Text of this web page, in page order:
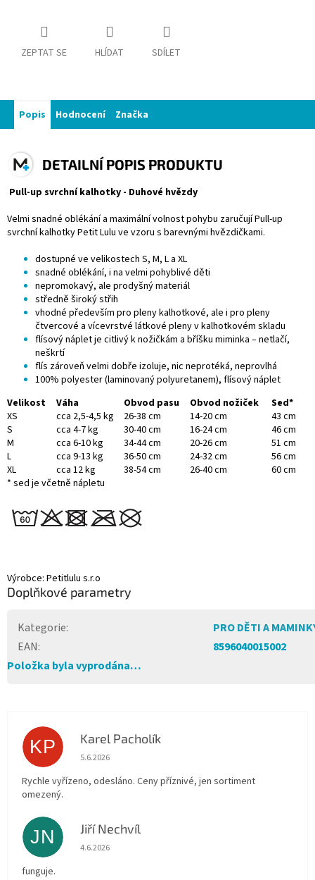
ZEPTAT SE HLÍDAT SDÍLET
Popis Hodnocení Značka
DETAILNÍ POPIS PRODUKTU
Pull-up svrchní kalhotky - Duhové hvězdy
Velmi snadné oblékání a maximální volnost pohybu zaručují Pull-up
svrchní kalhotky Petit Lulu ve vzoru s barevnými hvězdičkami.
dostupné ve velikostech S, M, L a XL
snadné oblékání, i na velmi pohyblivé děti
nepromokavý, ale prodyšný materiál
středně široký střih
vhodné především pro pleny kalhotkové, ale i pro pleny
čtvercové a vícevrstvé látkové pleny v kalhotkovém skladu
flísový náplet je citlivý k nožičkám a bříšku miminka – netlačí,
neškrtí
flís zároveň velmi dobře izoluje, nic neprotéká, neprovlhá
100% polyester (laminovaný polyuretanem), flísový náplet
Velikost
Váha Obvod pasu Obvod nožiček
Sed*
XS
cca 2,5-4,5 kg 26-38 cm 14-20 cm
43 cm
S
cca 4-7 kg 30-40 cm 16-24 cm
46 cm
M
cca 6-10 kg 34-44 cm 20-26 cm
51 cm
L
cca 9-13 kg 36-50 cm 24-32 cm
56 cm
XL
cca 12 kg 38-54 cm 26-40 cm
60 cm
* sed je včetně nápletu
Výrobce: Petitlulu s.r.o
Doplňkové parametry
Kategorie:
PRO DĚTI A
EAN:
8596040015002
Položka byla vyprodána…
KP Karel Pacholík
Hodnocení obchodu je 4 z 5 hvězdiček.
5.6.2026
Rychle vyřízeno, odesláno. Ceny příznivé, jen sortiment
omezený.
JN Jiří Nechvíl
Hodnocení obchodu je 5 z 5 hvězdiček.
4.6.2026
funguje.